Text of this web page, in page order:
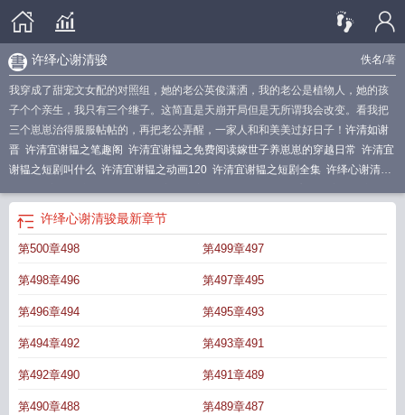
佚名/著
许绎心谢清骏
我穿成了甜宠文女配的对照组，她的老公英俊潇洒，我的老公是植物人，她的孩
子个个亲生，我只有三个继子。这简直是天崩开局但是无所谓我会改变。看我把
三个崽崽治得服服帖帖的，再把老公弄醒，一家人和和美美过好日子！ 许清如谢
晋 许清宜谢韫之笔趣阁 许清宜谢韫之免费阅读嫁世子养崽崽的穿越日常 许清宜
谢韫之短剧叫什么 许清宜谢韫之动画120 许清宜谢韫之短剧全集 许绎心谢清
清宜谢韫之叫什么名字
许清宜谢韫之的短剧
韫之动画片
之的在哪里看 许清宜谢韫之短剧免费观看6许清宜谢韫之大结局
谢韫之在线阅读
许清宜谢韫之全集免费
50许清宜谢韫之短剧80集 许清宜谢韫之短剧叫什么名字
全文许清宜谢韫之短剧免费观看 许清宜谢韫之动画
最新章节更新时间
许清宜谢韫之短剧
放许清宜谢韫之结局 许清宜谢韫之完整版结局许清宜谢韫之免费观看
许绎心谢清骏最新章节
第500章498 第499章497
第498章496 第497章495
第496章494 第495章493
第494章492 第493章491
第492章490 第491章489
第490章488 第489章487